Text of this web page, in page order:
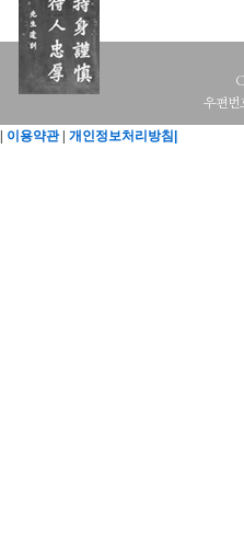
이용약관| 개인정보처리방침|
우편번